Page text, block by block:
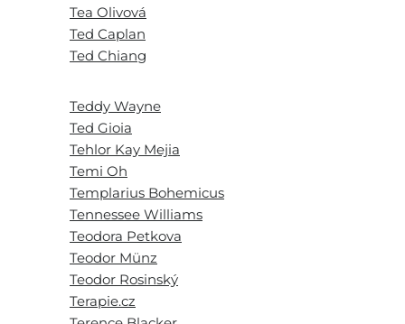
Tea Olivová
Ted Caplan
Ted Chiang
Teddy Wayne
Ted Gioia
Tehlor Kay Mejia
Temi Oh
Templarius Bohemicus
Tennessee Williams
Teodora Petkova
Teodor Münz
Teodor Rosinský
Terapie.cz